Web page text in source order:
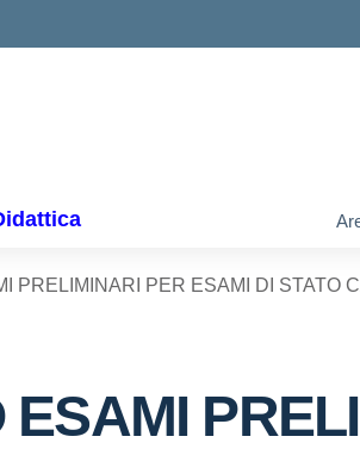
PRELIMINARI PER ESAMI DI STATO